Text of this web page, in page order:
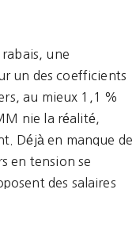
une
un des coefficients
au mieux 1,1 %
nie la réalité,
Déjà en manque de
en tension se
des salaires